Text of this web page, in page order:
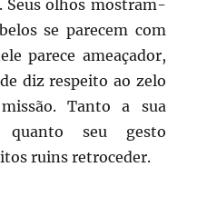
Seus olhos mostram-
se parecem com
parece ameaçador,
diz respeito ao zelo
Tanto a sua
quanto seu gesto
ruins retroceder.